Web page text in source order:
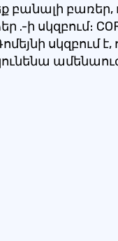
բանալի
.-ի սկզբում։
սկզբում